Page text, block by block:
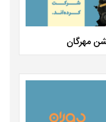
مهرگان